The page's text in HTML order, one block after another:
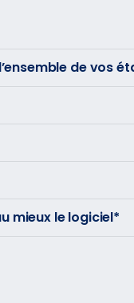
de vos
mieux le logiciel*